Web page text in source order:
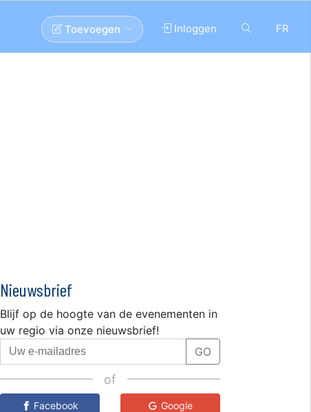
FR
Inloggen
Toevoegen
Nieuwsbrief
Blijf op de hoogte van de evenementen in
uw regio via onze nieuwsbrief!
GO
of
Facebook Google